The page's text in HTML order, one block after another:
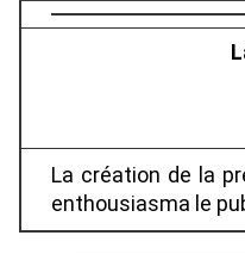
La création de la
enthousiasma le